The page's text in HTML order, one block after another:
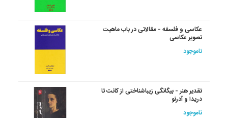
عکاسی و فلسفه - مقالاتی در باب ماهیت
تصویر عکاسی
ناموجود
تقدیر هنر - بیگانگی زیباشناختی از کانت تا
دریدا و آدرنو
ناموجود